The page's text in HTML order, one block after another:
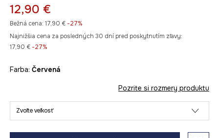
12,90 €
Bežná cena: 17,90 € -27%
Najnižšia cena za posledných 30 dní pred poskytnutím zľavy:
17,90 € -27%
Farba: červená
Pozrite si rozmery produktu
Zvoľte veľkosť